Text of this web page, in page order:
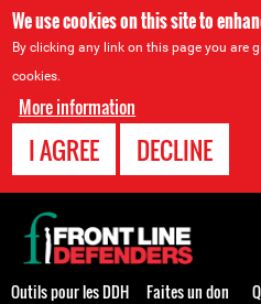
We use cookies on this site to
By clicking any link on this page you are
cookies.
More information
I AGREE DECLINE
Back
to
top
Outils pour les DDH Faites un don